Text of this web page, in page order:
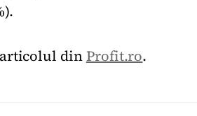
dinProfit.ro.